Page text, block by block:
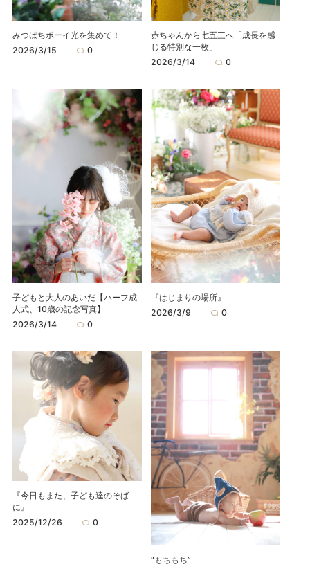
みつばちボーイ光を集めて！
2026/3/15
0
赤ちゃんから七五三へ「成長を感
じる特別な一枚」
2026/3/14
0
子どもと大人のあいだ【ハーフ成
人式、10歳の記念写真】
2026/3/14
0
『はじまりの場所』
2026/3/9
0
『今日もまた、子ども達のそば
に』
2025/12/26
0
“もちもち”